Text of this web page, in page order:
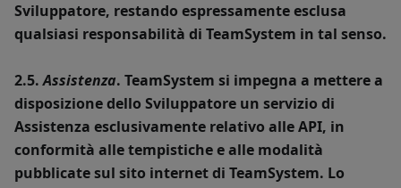
Sviluppatore, restando espressamente esclusa
qualsiasi responsabilità di TeamSystem in tal senso.
2.5.Assistenza. TeamSystem si impegna a mettere a
disposizione dello Sviluppatore un servizio di
Assistenza esclusivamente relativo alle API, in
conformità alle tempistiche e alle modalità
pubblicate sul sito internet di TeamSystem. Lo